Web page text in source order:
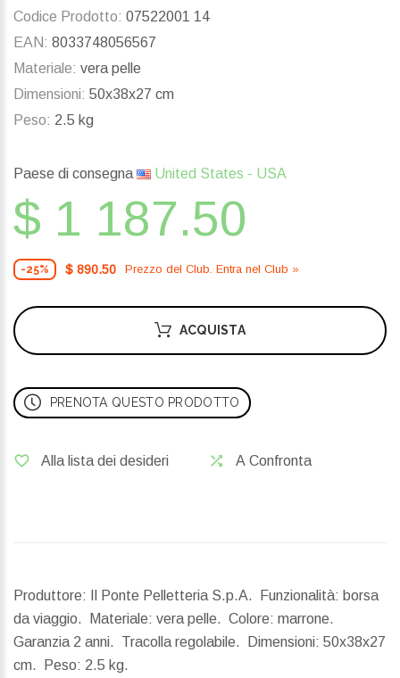
Codice Prodotto: 07522001 14
EAN: 8033748056567
Materiale: vera pelle
Dimensioni: 50x38x27 cm
Peso: 2.5 kg
Paese di consegna United States - USA
$ 1 187.50
-25% $ 890.50 Prezzo del Сlub. Entra nel Сlub »
ACQUISTA
PRENOTA QUESTO PRODOTTO
Alla lista dei desideri A Confronta
Produttore: Il Ponte Pelletteria S.p.A. Funzionalità: borsa
da viaggio. Materiale: vera pelle. Colore: marrone.
Garanzia 2 anni. Tracolla regolabile.
Dimensioni: 50x38x27
cm.
Peso: 2.5 kg.